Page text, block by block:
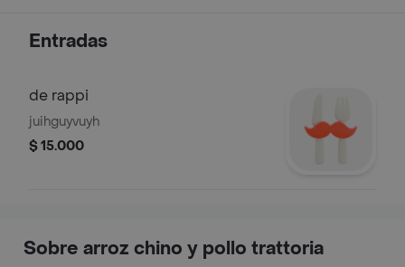
Entradas
de rappi
juihguyvuyh
$ 15.000
Sobre arroz chino y pollo trattoria